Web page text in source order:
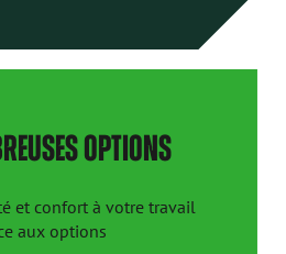
OPTIONS
et confort à votre travail
aux options